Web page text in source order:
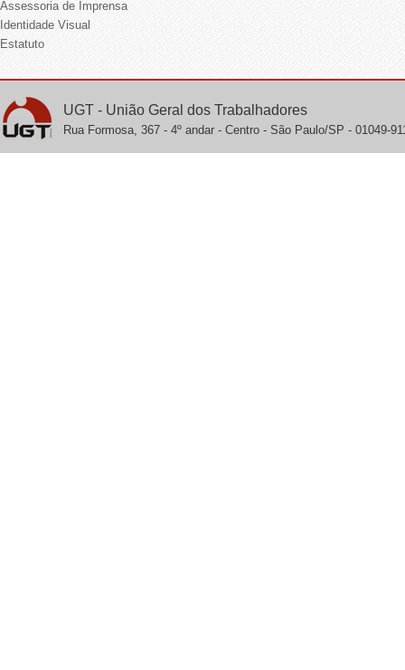
Assessoria de Imprensa
Identidade Visual
Estatuto
UGT - União Geral dos Trabalhadores
Rua Formosa, 367 - 4º andar - Centro - São Paulo/SP - 01049-